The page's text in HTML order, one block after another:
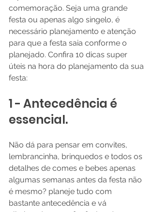
comemoração. Seja uma grande
festa ou apenas algo singelo, é
necessário planejamento e atenção
para que a festa saia conforme o
planejado. Confira 10 dicas super
úteis na hora do planejamento da sua
festa:
1 - Antecedência é
essencial.
Não dá para pensar em convites,
lembrancinha, brinquedos e todos os
detalhes de comes e bebes apenas
algumas semanas antes da festa não
é mesmo? planeje tudo com
bastante antecedência e vá